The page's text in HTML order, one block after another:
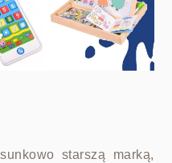
starszą marką,